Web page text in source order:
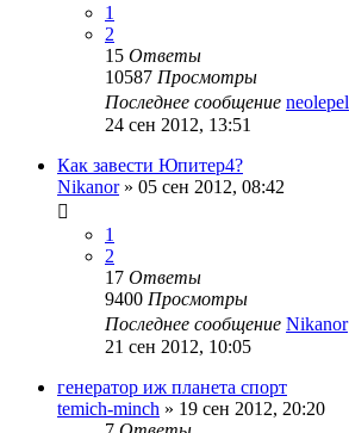
1
2
15 Ответы
10587 Просмотры
Последнее сообщение neolepel
24 сен 2012, 13:51
Как завести Юпитер4?
Nikanor» 05 сен 2012, 08:42
1
2
17 Ответы
9400 Просмотры
Последнее сообщение Nikanor
21 сен 2012, 10:05
генератор иж планета спорт
temich-minch » 19 сен 2012, 20:20